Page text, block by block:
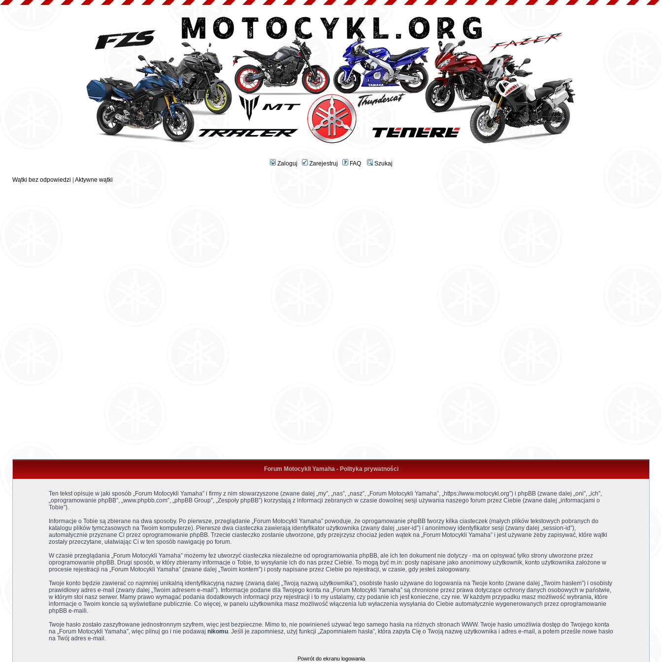
Zaloguj Zarejestruj FAQ Szukaj
Wątki bez odpowiedzi Aktywne wątki
Forum Motocykli Yamaha - Polityka prywatności
Ten tekst opisuje w jaki sposób „Forum Motocykli Yamaha” i firmy z nim stowarzyszone (zwane dalej „my”, „nas”, „nasz”, „Forum Motocykli Yamaha”, „https://www.motocykl.org”) i phpBB (zwane dalej „oni”, „ich”,
„oprogramowanie phpBB”, „www.phpbb.com”, „phpBB Group”, „Zespoły phpBB”) korzystają z informacji zebranych w czasie dowolnej sesji używania naszego forum przez Ciebie (zwane dalej „informacjami o
Tobie”).
Informacje o Tobie są zbierane na dwa sposoby. Po pierwsze, przeglądanie „Forum Motocykli Yamaha” powoduje, że oprogamowanie phpBB tworzy kilka ciasteczek (małych plików tekstowych pobranych do
katalogu plików tymczasowych na Twoim komputerze). Pierwsze dwa ciasteczka zawierają identyfikator użytkownika (zwany dalej „user-id”) i anonimowy identyfikator sesji (zwany dalej „session-id”),
automatycznie przyznane Ci przez oprogramowanie phpBB. Trzecie ciasteczko zostanie utworzone, gdy przejrzysz chociaż jeden wątek na „Forum Motocykli Yamaha” i jest używane żeby zapisywać, które wątki
zostały przeczytane, ułatwiając Ci w ten sposób nawigację po forum.
W czasie przeglądania „Forum Motocykli Yamaha” możemy też utworzyć ciasteczka niezależne od oprogramowania phpBB, ale ich ten dokument nie dotyczy - ma on opisywać tylko strony utworzone przez
oprogramowanie phpBB. Drugi sposób, w który zbieramy informacje o Tobie, to wysyłanie ich do nas przez Ciebie. To mogą być m.in: posty napisane jako anonimowy użytkownik, konto użytkownika założone w
procesie rejestracji na „Forum Motocykli Yamaha” (zwane dalej „Twoim kontem”) i posty napisane przez Ciebie po rejestracji, w czasie, gdy jesteś zalogowany.
Twoje konto będzie zawierać co najmniej unikalną identyfikacyjną nazwę (zwaną dalej „Twoją nazwą użytkownika”), osobiste hasło używane do logowania na Twoje konto (zwane dalej „Twoim hasłem”) i osobisty
prawidłowy adres e-mail (zwany dalej „Twoim adresem e-mail”). Informacje podane dla Twojego konta na „Forum Motocykli Yamaha” są chronione przez prawa dotyczące ochrony danych osobowych w państwie,
w którym stoi nasz serwer. Mamy prawo wymagać podania dodatkowych informacji przy rejestracji i to my ustalamy, czy podanie ich jest konieczne, czy nie. W każdym przypadku masz możliwość wybrania, które
informacje o Twoim koncie są wyświetlane publicznie. Co więcej, w panelu użytkownika masz możliwość włączenia lub wyłaczenia wysyłania do Ciebie automatycznie wygenerowanych przez oprogramowanie
phpBB e-maili.
Twoje hasło zostało zaszyfrowane jednostronnym szyfrem, więc jest bezpieczne. Mimo to, nie powinieneś używać tego samego hasła na różnych stronach WWW. Twoje hasło umożliwia dostęp do Twojego konta
na „Forum Motocykli Yamaha”, więc pilnuj go i nie podawaj nikomu. Jeśli je zapomniesz, użyj funkcji „Zapomniałem hasła”, która zapyta Cię o Twoją nazwę użytkownika i adres e-mail, a potem prześle nowe hasło
na Twój adres e-mail.
Powrót do ekranu logowania